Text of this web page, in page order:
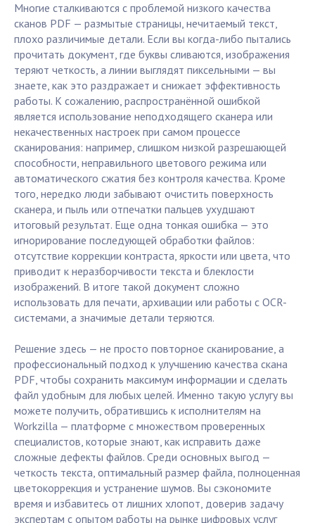
Многие сталкиваются с проблемой низкого качества
сканов PDF — размытые страницы, нечитаемый текст,
плохо различимые детали. Если вы когда-либо пытались
прочитать документ, где буквы сливаются, изображения
теряют четкость, а линии выглядят пиксельными — вы
знаете, как это раздражает и снижает эффективность
работы. К сожалению, распространённой ошибкой
является использование неподходящего сканера или
некачественных настроек при самом процессе
сканирования: например, слишком низкой разрешающей
способности, неправильного цветового режима или
автоматического сжатия без контроля качества. Кроме
того, нередко люди забывают очистить поверхность
сканера, и пыль или отпечатки пальцев ухудшают
итоговый результат. Еще одна тонкая ошибка — это
игнорирование последующей обработки файлов:
отсутствие коррекции контраста, яркости или цвета, что
приводит к неразборчивости текста и блеклости
изображений. В итоге такой документ сложно
использовать для печати, архивации или работы с OCR-
системами, а значимые детали теряются.
Решение здесь — не просто повторное сканирование, а
профессиональный подход к улучшению качества скана
PDF, чтобы сохранить максимум информации и сделать
файл удобным для любых целей. Именно такую услугу вы
можете получить, обратившись к исполнителям на
Workzilla — платформе с множеством проверенных
специалистов, которые знают, как исправить даже
сложные дефекты файлов. Среди основных выгод —
четкость текста, оптимальный размер файла, полноценная
цветокоррекция и устранение шумов. Вы сэкономите
время и избавитесь от лишних хлопот, доверив задачу
экспертам с опытом работы на рынке цифровых услуг